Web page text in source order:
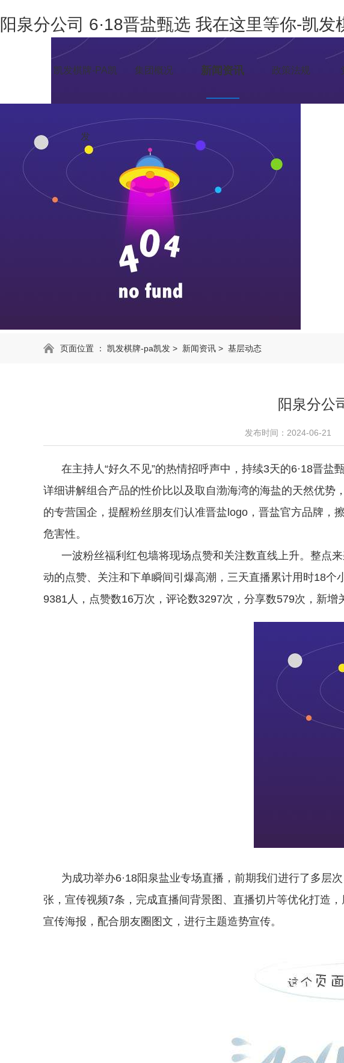
阳泉分公司 6·18晋盐甄选 我在这里等你-凯发
凯发棋牌-PA凯
发
集团概况 新闻资讯 政策法规
页面位置 ： 凯发棋牌-pa凯发 > 新闻资讯 > 基层动态
阳泉分公
发布时间：2024-06-21
在主持人“好久不见”的热情招呼声中，持续3天的6·18晋盐
详细讲解组合产品的性价比以及取自渤海湾的海盐的天然优
的专营国企，提醒粉丝朋友们认准晋盐logo，晋盐官方品牌，
危害性。
一波粉丝福利红包墙将现场点赞和关注数直线上升。整点
动的点赞、关注和下单瞬间引爆高潮，三天直播累计用时18
9381人，点赞数16万次，评论数3297次，分享数579次，新增
为成功举办6·18阳泉盐业专场直播，前期我们进行了多层
张，宣传视频7条，完成直播间背景图、直播切片等优化打造
宣传海报，配合朋友圈图文，进行主题造势宣传。